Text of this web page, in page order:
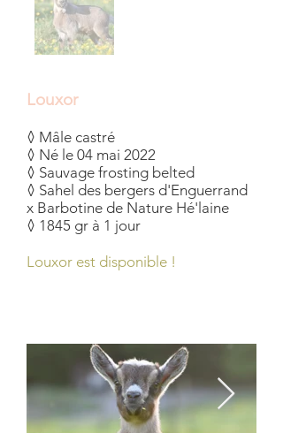
Louxor
◊ Mâle castré
◊ Né le 04 mai 2022
◊ Sauvage frosting belted
◊ Sahel des bergers d'Enguerrand
x Barbotine de Nature Hé'laine
◊ 1845 gr à 1 jour
Louxor est disponible !